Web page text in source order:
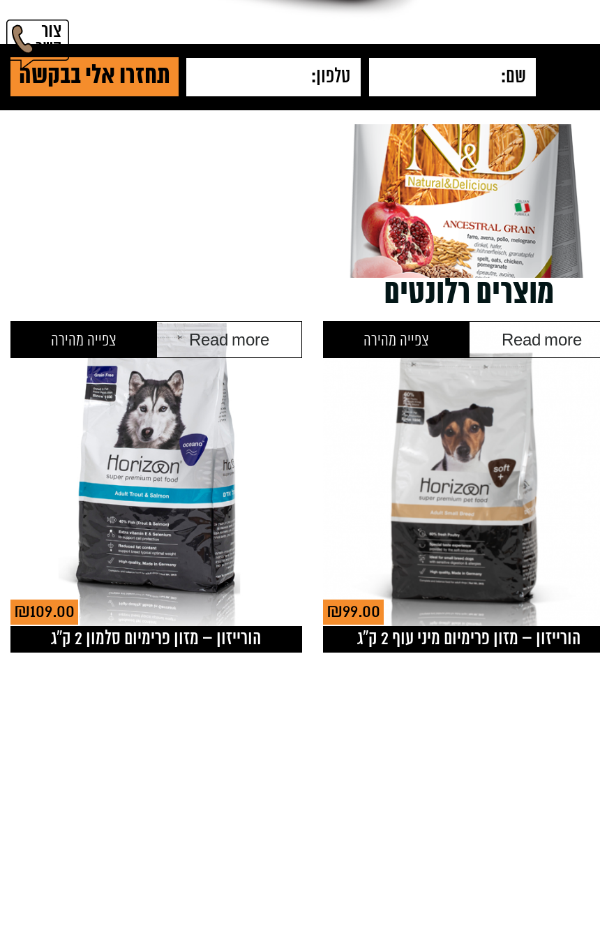
מוצרים רלונטים
הורייזון – מזון פרימיום מיני עוף 2 ק”ג
₪99.00
Read more צפייה מהירה
הורייזון – מזון פרימיום סלמון 2 ק”ג
₪109.00
Read more צפייה מהירה